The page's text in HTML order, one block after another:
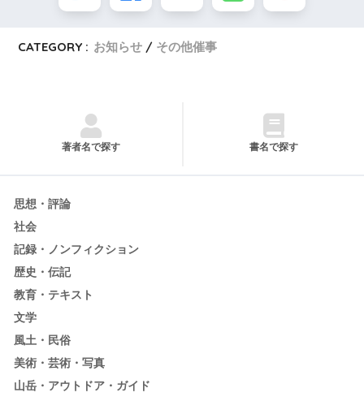
CATEGORY : お知らせ その他催事
著者名で探す 書名で探す
思想・評論
社会
記録・ノンフィクション
歴史・伝記
教育・テキスト
文学
風土・民俗
美術・芸術・写真
山岳・アウトドア・ガイド